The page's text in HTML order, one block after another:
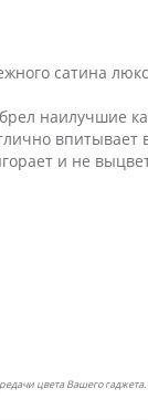
сатина
наилучшие
и не
цвета Вашего гаджета.